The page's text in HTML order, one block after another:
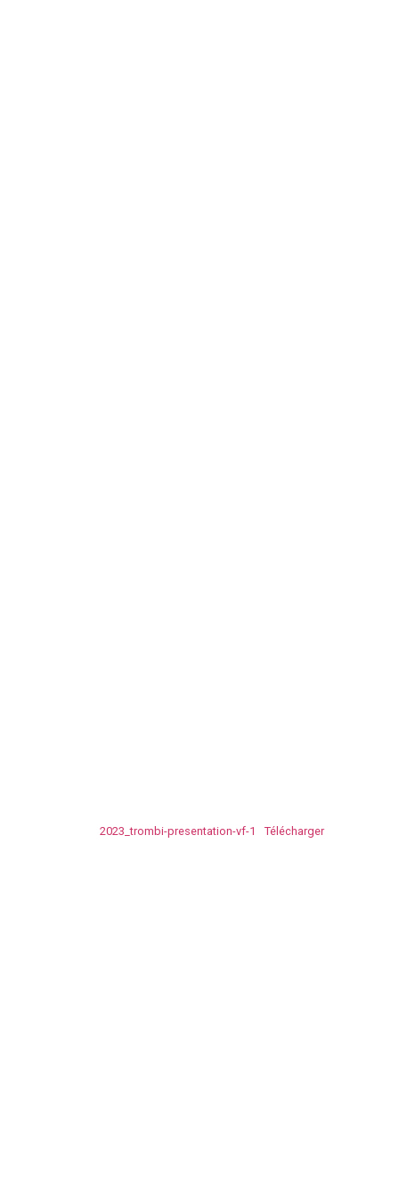
2023_trombi-presentation-vf-1 Télécharger